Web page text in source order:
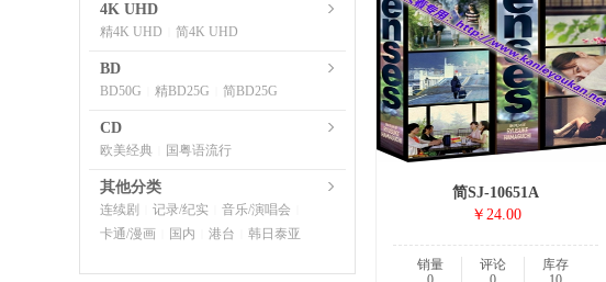
简SJ-10651A
￥24.00
销量
评论
库存
4K UHD
精4K UHD 简4K UHD
BD
BD50G 精BD25G 简BD25G
CD
欧美经典 国粤语流行
其他分类
连续剧 记录/纪实 音乐/演唱会
卡通/漫画 国内 港台 韩日泰亚